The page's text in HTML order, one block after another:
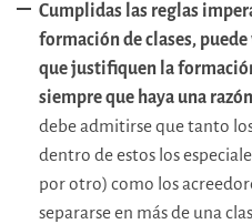
Cumplidas las reglas
formación de clases,
que justifiquen la
siempre que haya una
debe admitirse que tanto
dentro de estos los
por otro) como los
separarse en más de una